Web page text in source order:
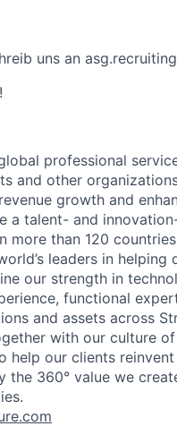
uns an
professional
and other
growth and
a talent- and
more than 120
leaders in
our strength in
functional
and assets across
with our culture
help our clients
the 360° value we